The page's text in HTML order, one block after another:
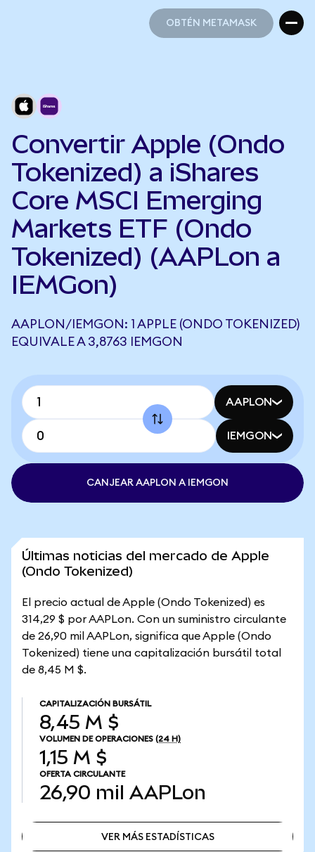
OBTÉN METAMASK
Convertir Apple (Ondo
Tokenized) a iShares
Core MSCI Emerging
Markets ETF (Ondo
Tokenized) (AAPLon a
IEMGon)
AAPLON/IEMGON: 1 APPLE (ONDO TOKENIZED)
EQUIVALE A 3,8763 IEMGON
AAPLON
IEMGON
CANJEAR AAPLON A IEMGON
Últimas noticias del mercado de Apple
(Ondo Tokenized)
El precio actual de Apple (Ondo Tokenized) es
314,29 $ por AAPLon. Con un suministro circulante
de 26,90 mil AAPLon, significa que Apple (Ondo
Tokenized) tiene una capitalización bursátil total
de 8,45 M $.
CAPITALIZACIÓN BURSÁTIL
8,45 M $
VOLUMEN DE OPERACIONES (24 H)
1,15 M $
OFERTA CIRCULANTE
26,90 mil AAPLon
VER MÁS ESTADÍSTICAS